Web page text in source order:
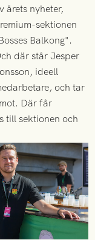
årets nyheter,
sektionen
Balkong".
där står Jesper
ideell
och tar
Där får
till sektionen och